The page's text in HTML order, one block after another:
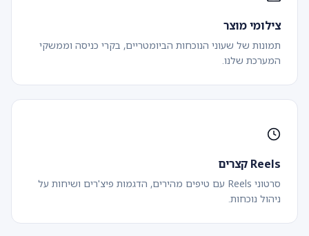
צילומי מוצר
תמונות של שעוני הנוכחות הביומטריים, בקרי כניסה וממשקי
המערכת שלנו.
Reels קצרים
סרטוני Reels עם טיפים מהירים, הדגמות פיצ'רים ושיחות על
ניהול נוכחות.